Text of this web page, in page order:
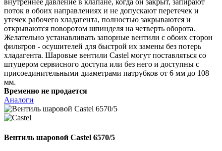
внутреннее давление в клапане, когда он закрыт, запирают
поток в обоих направлениях и не допускают перетечек и
утечек рабочего хладагента, полностью закрываются и
открываются поворотом шпинделя на четверть оборота.
Желательно устанавливать запорные вентили с обоих сторон
фильтров - осушителей для быстрой их замены без потерь
хладагента. Шаровые вентили Castel могут поставляться со
штуцером сервисного доступа или без него и доступны с
присоединительными диаметрами патрубков от 6 мм до 108
мм.
Временно не продается
Аналоги
Вентиль шаровой Castel 6570/5